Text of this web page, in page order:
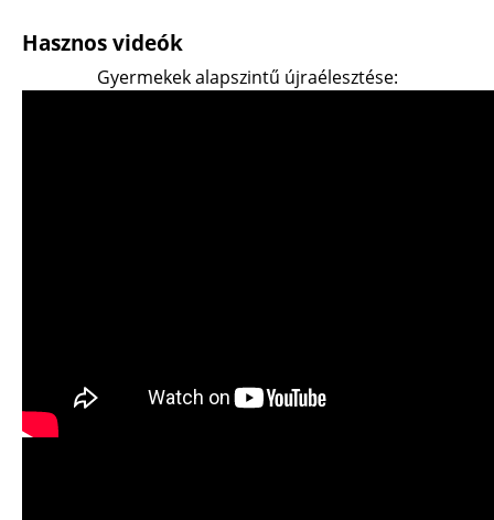
Hasznos videók
Gyermekek alapszintű újraélesztése: